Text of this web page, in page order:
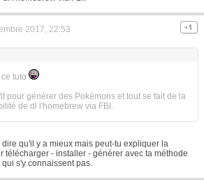
2017, 22:53
tuto
pour génèrer des Pokémons et tout se fait de la
de dl l'homebrew via FBI.
qu'il y a mieux mais peut-tu expliquer la
télécharger - installer - générer avec ta méthode
qui s'y connaissent pas.